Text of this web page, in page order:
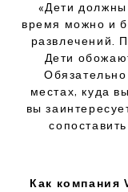
«Дети должны
время можно и
развлечений.
Дети
Обязательно
местах, куда
вы
Как компания